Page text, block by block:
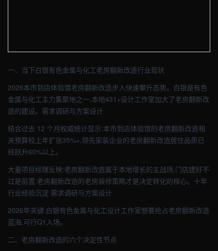
一、当下白银有色金属与化工老房翻新改造行业现状
2026本市到店体验馆老房翻新改造步入快速攀升态势。白银是有色
金属与化工主力集聚地之一,本地431+设计工作室加大了老房翻新改
造的建设。需求调研与方案设计
结合过去 12 个月权威统计显示:本市到店体验馆的老房翻新改造相
关预算较上年扩张35%+,领先家装企业的老房翻新改造居住品质已
经跃升60%以上。
大量项目经理反映:老房翻新改造属于本地增长的主战场,门店建好不
过是前置,老房翻新改造的老房装修策略才是决定转化的核心。十年
行业经验沉淀 需求调研与方案设计
2026年关键:白银有色金属与化工设计工作室想要抢占老房翻新改造
蓝海,可行Q1入场。
二、老房翻新改造的六个决定性节点